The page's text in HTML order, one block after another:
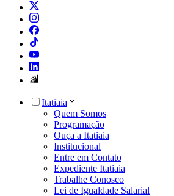
Itatiaia
Quem Somos
Programação
Ouça a Itatiaia
Institucional
Entre em Contato
Expediente Itatiaia
Trabalhe Conosco
Lei de Igualdade Salarial